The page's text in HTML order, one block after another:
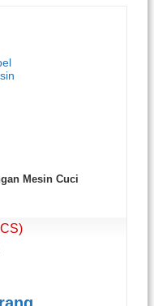
Mesin Cuci